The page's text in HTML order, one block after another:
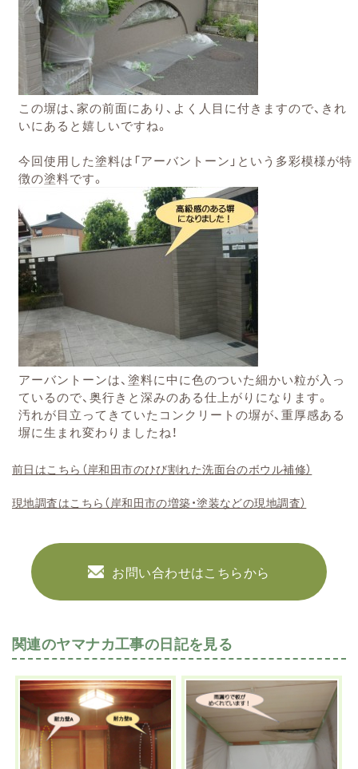
この塀は、家の前面にあり、よく人目に付きますので、きれ
いにあると嬉しいですね。
今回使用した塗料は「アーバントーン」という多彩模様が特
徴の塗料です。
アーバントーンは、塗料に中に色のついた細かい粒が入っ
ているので、奥行きと深みのある仕上がりになります。
汚れが目立ってきていたコンクリートの塀が、重厚感ある
塀に生まれ変わりましたね！
前日はこちら（岸和田市のひび割れた洗面台のボウル補修）
現地調査はこちら（岸和田市の増築・塗装などの現地調査）
お問い合わせはこちらから
関連のヤマナカ工事の日記を見る